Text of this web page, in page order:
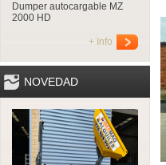
Dumper autocargable MZ
2000 HD
+ Info
NOVEDAD